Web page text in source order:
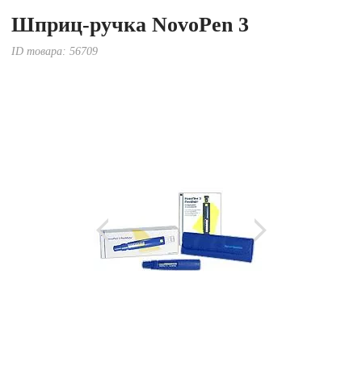
Шприц-ручка NovoPen 3
ID товара:56709